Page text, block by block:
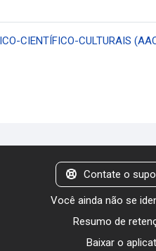
CIENTÍFICO-CULTURAIS
Contate o
Você ainda não se
Resumo de
Baixar o